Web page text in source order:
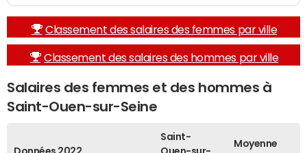
Classement des salaires des femmes par ville
Classement des salaires des hommes par ville
Salaires des femmes et des hommes à
Saint-Ouen-sur-Seine
Données 2022
Saint-
Ouen-sur-
Moyenne